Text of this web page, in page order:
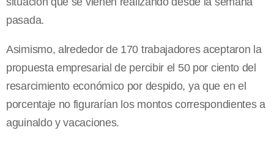
pasada.
Asimismo, alrededor de 170 trabajadores aceptaron la
propuesta empresarial de percibir el 50 por ciento del
resarcimiento económico por despido, ya que en el
porcentaje no figurarían los montos correspondientes a
aguinaldo y vacaciones.